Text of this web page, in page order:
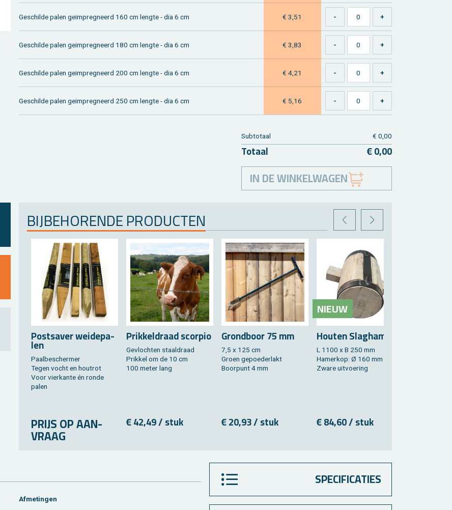
Ge­schil­de palen geim­preg­neerd 160 cm leng­te - dia 6 cm € 3,51
Ge­schil­de palen geim­preg­neerd 180 cm leng­te - dia 6 cm € 3,83
Ge­schil­de palen geim­preg­neerd 200 cm leng­te - dia 6 cm € 4,21
Ge­schil­de palen geim­preg­neerd 250 cm leng­te - dia 6 cm € 5,16
Sub­to­taal € 0,00
To­taal € 0,00
IN DE WINKELWAGEN
BIJ­BE­HO­REN­DE PRO­DUC­TEN VORIGEVOLGENDE
Post­sa­ver wei­de­pa­
len
Paal­be­scher­mer
Tegen vocht en hout­rot
Voor vier­kan­te én ronde
palen
PRIJS OP AAN­
VRAAG
Prik­kel­draad scor­pio
Ge­vloch­ten staal­draad
Prik­kel om de 10 cm
100 meter lang
€ 42,49 / stuk
Grond­boor 75 mm
7,5 x 125 cm
Groen ge­poe­der­lakt
Boor­punt 4 mm
€ 20,93 / stuk
NIEUW
Hou­ten Slag­ha­mer
L 1100 x B 250 mm
Ha­mer­kop: Ø 160 mm
Zware uit­voe­ring
€ 84,60 / stuk
Af­me­tin­gen
SPECIFICATIES